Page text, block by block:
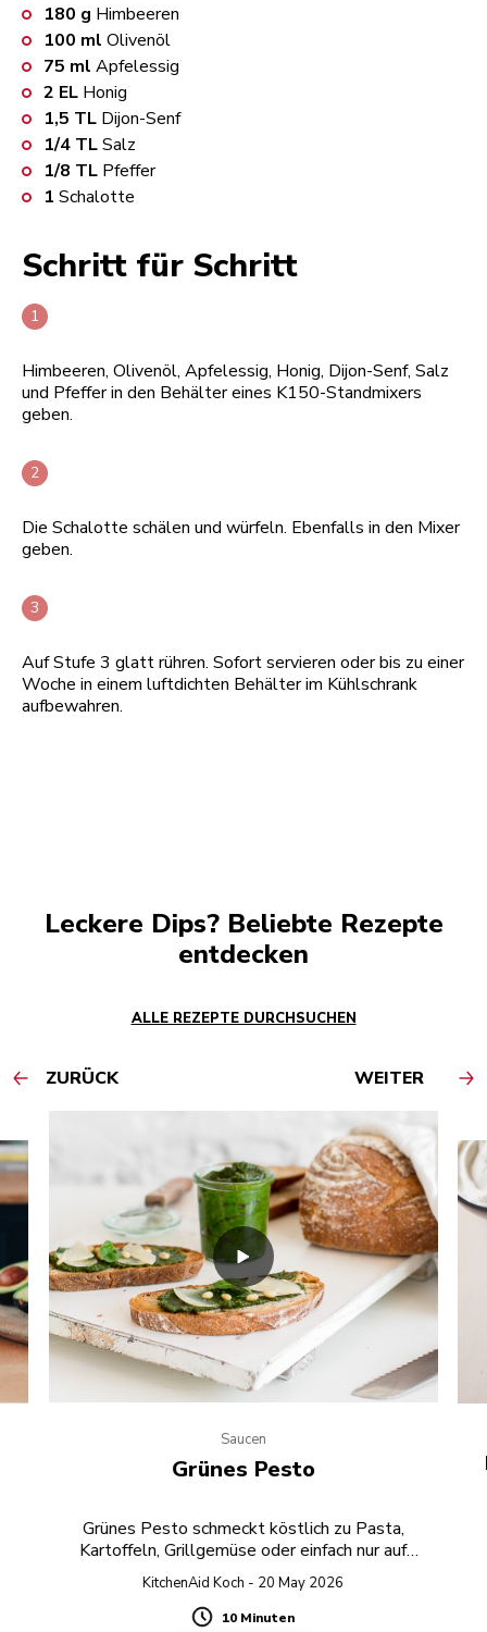
180 g Himbeeren
100 ml Olivenöl
75 ml Apfelessig
2 EL Honig
1,5 TL Dijon-Senf
1/4 TLSalz
1/8 TL Pfeffer
1 Schalotte
Schritt für Schritt
Himbeeren, Olivenöl, Apfelessig, Honig, Dijon-Senf, Salz
und Pfeffer in den Behälter eines K150-Standmixers
geben.
Die Schalotte schälen und würfeln. Ebenfalls in den Mixer
geben.
Auf Stufe 3 glatt rühren. Sofort servieren oder bis zu einer
Woche in einem luftdichten Behälter im Kühlschrank
aufbewahren.
Leckere Dips? Beliebte Rezepte
entdecken
ALLE REZEPTE DURCHSUCHEN
ZURÜCK WEITER
Saucen
Grünes Pesto
Grünes Pesto schmeckt köstlich zu Pasta,
Kartoffeln, Grillgemüse oder einfach nur auf
geröstetem Brot.
KitchenAid Koch - 20 May 2026
Duration
10 Minuten